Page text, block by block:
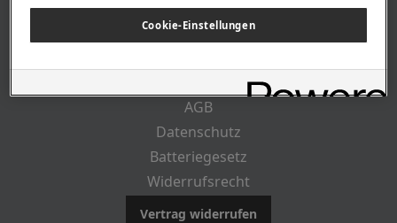
RECHTLICHES
AGB
Datenschutz
Batteriegesetz
Widerrufsrecht
Vertrag widerrufen
Cookie-Einstellungen